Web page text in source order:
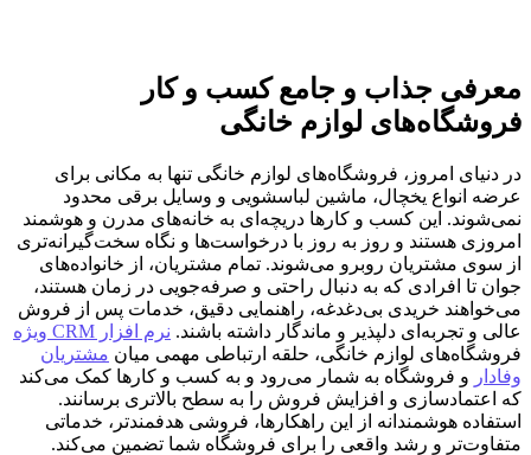
معرفی جذاب و جامع کسب و کار
فروشگاه‌های لوازم خانگی
در دنیای امروز، فروشگاه‌های لوازم خانگی تنها به مکانی برای
عرضه انواع یخچال، ماشین لباسشویی و وسایل برقی محدود
نمی‌شوند. این کسب‌ و کارها دریچه‌ای به خانه‌های مدرن و هوشمند
امروزی هستند و روز به روز با درخواست‌ها و نگاه سخت‌گیرانه‌تری
از سوی مشتریان روبرو می‌شوند. تمام مشتریان، از خانواده‌های
جوان تا افرادی که به دنبال راحتی و صرفه‌جویی در زمان هستند،
می‌خواهند خریدی بی‌دغدغه، راهنمایی دقیق، خدمات پس‌ از فروش
عالی و تجربه‌ای دلپذیر و ماندگار داشته باشند. نرم افزار CRM ویژه
فروشگاه‌های لوازم خانگی، حلقه ارتباطی مهمی میان مشتریان
وفادار و فروشگاه به شمار می‌رود و به کسب و کارها کمک می‌کند
که اعتمادسازی و افزایش فروش را به سطح بالاتری برسانند.
استفاده هوشمندانه از این راهکارها، فروشی هدفمندتر، خدماتی
متفاوت‌تر و رشد واقعی را برای فروشگاه شما تضمین می‌کند.